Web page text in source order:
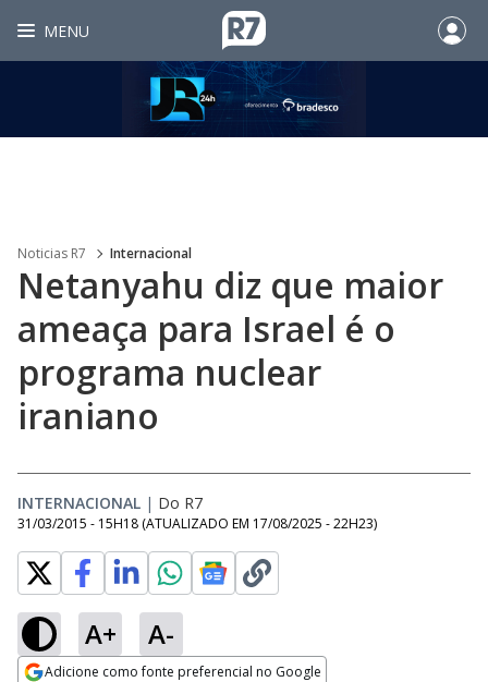
MENU
Noticias R7 Internacional
Netanyahu diz que maior
ameaça para Israel é o
programa nuclear
iraniano
INTERNACIONAL | Do R7
31/03/2015 - 15H18 (ATUALIZADO EM 17/08/2025 - 22H23)
A+ A-
Adicione como fonte preferencial no Google